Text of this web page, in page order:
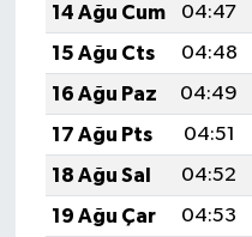
14 Ağu Cum
04:47
15 Ağu Cts
04:48
16 Ağu Paz
04:49
17 Ağu Pts
04:51
18 Ağu Sal
04:52
19 Ağu Çar
04:53